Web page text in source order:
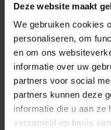
Deze website maakt
We gebruiken cookies
personaliseren, om
en om ons
informatie over uw
partners voor social
partners kunnen deze
informatie die u aan ze
verzameld op basis
Wachtwoord
Password hidden
Wachtwoordsterkte: Geen
Bevestig wachtwoord
Confirm password